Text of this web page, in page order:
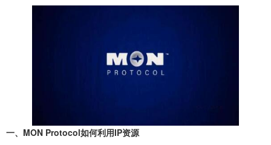
一、MON Protocol如何利用IP资源